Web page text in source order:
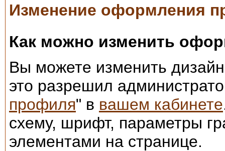
Изменение оформления
Как можно изменить
Вы можете изменить
это разрешил
профиля" в вашем кабинете
схему, шрифт, параметры
элементами на странице.